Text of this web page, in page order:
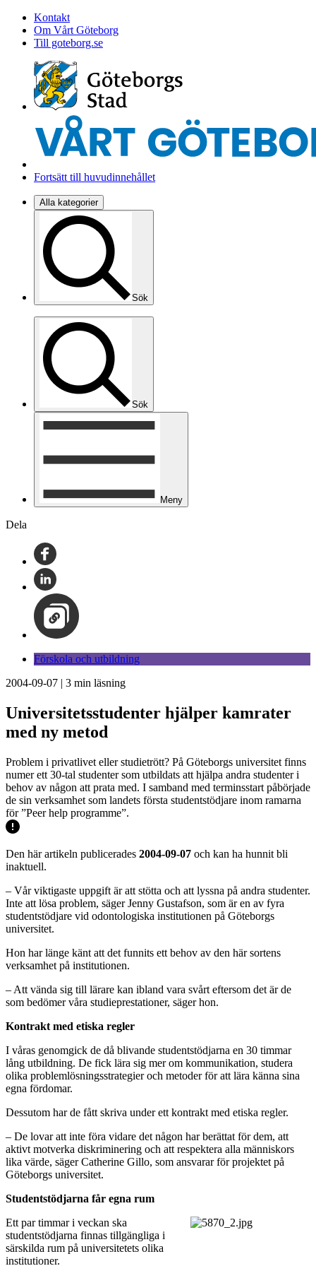
Kontakt
Om Vårt Göteborg
Till goteborg.se
Fortsätt till huvudinnehållet
Alla kategorier
Sök
Sök
Meny
Dela
Förskola och utbildning
2004-09-07 | 3 min läsning
Universitetsstudenter hjälper kamrater
med ny metod
Problem i privatlivet eller studietrött? På Göteborgs universitet finns
numer ett 30-tal studenter som utbildats att hjälpa andra studenter i
behov av någon att prata med. I samband med terminsstart påbörjade
de sin verksamhet som landets första studentstödjare inom ramarna
för ”Peer help programme”.
Den här artikeln publicerades 2004-09-07 och kan ha hunnit bli
inaktuell.
– Vår viktigaste uppgift är att stötta och att lyssna på andra studenter.
Inte att lösa problem, säger Jenny Gustafson, som är en av fyra
studentstödjare vid odontologiska institutionen på Göteborgs
universitet.
Hon har länge känt att det funnits ett behov av den här sortens
verksamhet på institutionen.
– Att vända sig till lärare kan ibland vara svårt eftersom det är de
som bedömer våra studieprestationer, säger hon.
Kontrakt med etiska regler
I våras genomgick de då blivande studentstödjarna en 30 timmar
lång utbildning. De fick lära sig mer om kommunikation, studera
olika problemlösningsstrategier och metoder för att lära känna sina
egna fördomar.
Dessutom har de fått skriva under ett kontrakt med etiska regler.
– De lovar att inte föra vidare det någon har berättat för dem, att
aktivt motverka diskriminering och att respektera alla människors
lika värde, säger Catherine Gillo, som ansvarar för projektet på
Göteborgs universitet.
Studentstödjarna får egna rum
Ett par timmar i veckan ska
studentstödjarna finnas tillgängliga i
särskilda rum på universitetets olika
institutioner.